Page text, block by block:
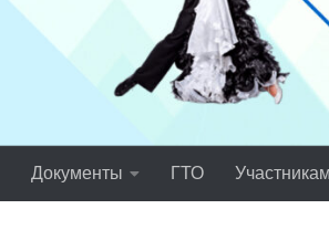
Документы ГТО